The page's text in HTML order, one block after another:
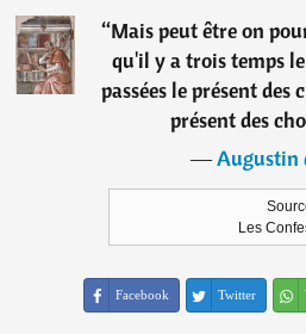
“Mais peut être on
qu'il y a trois temps
passées le présent des
présent des
―Augustin
Les
Facebook Twitter